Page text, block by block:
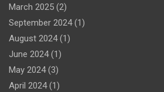
March 2025 (2)
September 2024(1)
August 2024(1)
June 2024(1)
May 2024(3)
April 2024(1)